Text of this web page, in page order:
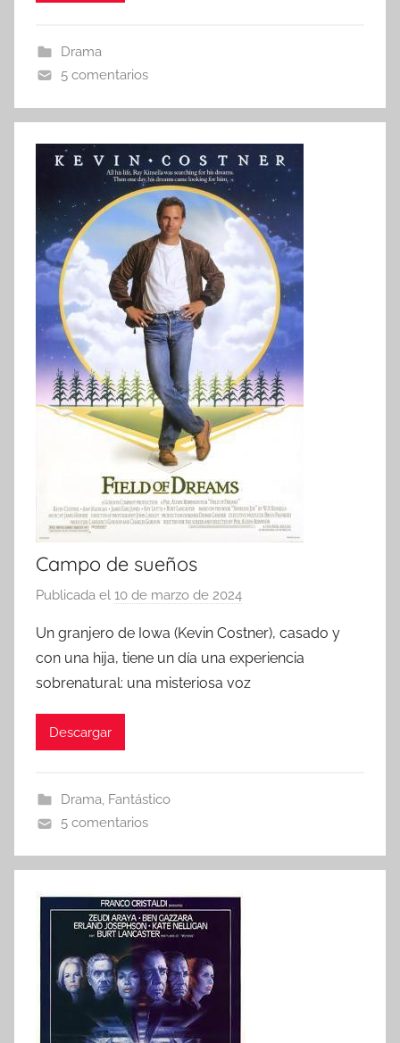
Drama
5 comentarios
Campo de sueños
Publicada el 10 de marzo de 2024
r
Un granjero de Iowa (Kevin Costner), casado y
con una hija, tiene un día una experiencia
sobrenatural: una misteriosa voz
Descargar
Drama, Fantástico
5 comentarios